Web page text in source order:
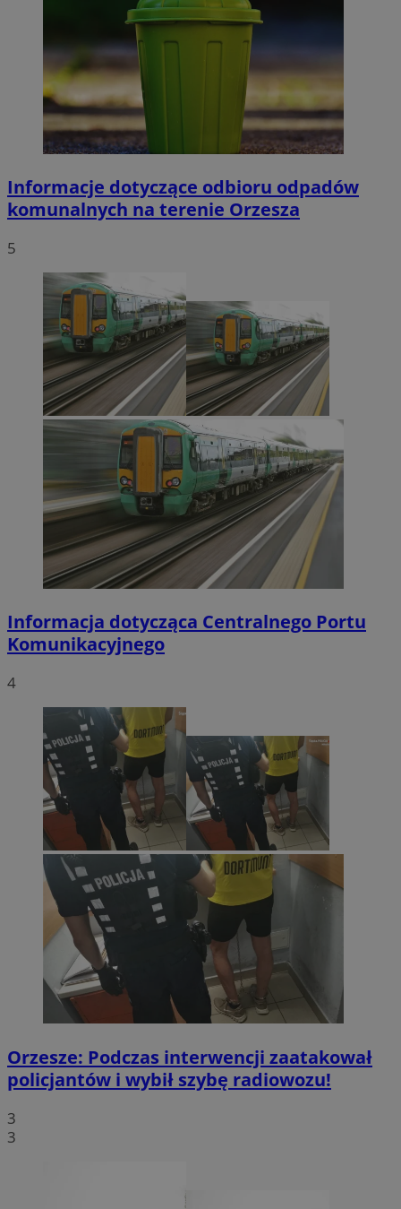
Informacje dotyczące odbioru odpadów
komunalnych na terenie Orzesza
5
Informacja dotycząca Centralnego Portu
Komunikacyjnego
4
Orzesze: Podczas interwencji zaatakował
policjantów i wybił szybę radiowozu!
3
3